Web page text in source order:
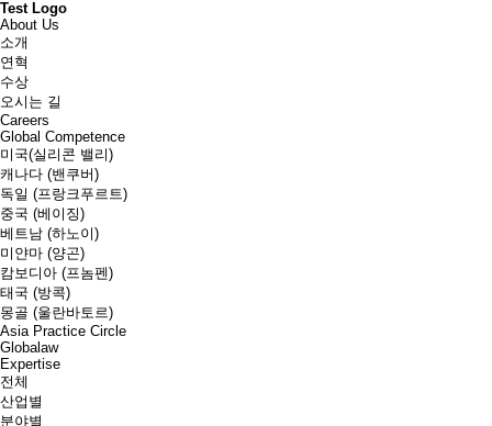
Test Logo
About Us
소개
연혁
수상
오시는 길
Careers
Global Competence
미국(실리콘 밸리)
캐나다 (밴쿠버)
독일 (프랑크푸르트)
중국 (베이징)
베트남 (하노이)
미얀마 (양곤)
캄보디아 (프놈펜)
태국 (방콕)
몽골 (울란바토르)
Asia Practice Circle
Globalaw
Expertise
전체
산업별
분야별